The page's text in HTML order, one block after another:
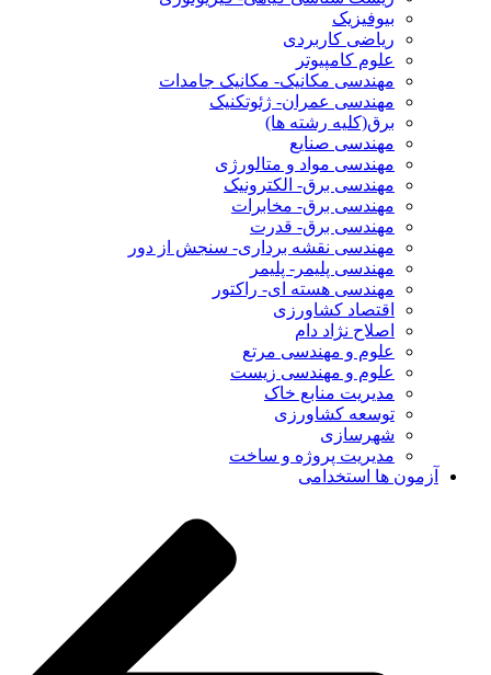
بیوفیزیک
ریاضی کاربردی
علوم کامپیوتر
مهندسی مکانیک- مکانیک جامدات
مهندسی عمران- ژئوتکنیک
برق(کلیه رشته ها)
مهندسی صنایع
مهندسی مواد و متالورژی
مهندسی برق- الکترونیک
مهندسی برق- مخابرات
مهندسی برق- قدرت
مهندسی نقشه برداری- سنجش از دور
مهندسی پلیمر- پلیمر
مهندسی هسته ای- راکتور
اقتصاد کشاورزی
اصلاح نژاد دام
علوم و مهندسی مرتع
علوم و مهندسی زیست
مدیریت منابع خاک
توسعه کشاورزی
شهرسازی
مدیریت پروژه و ساخت
آزمون ها استخدامی